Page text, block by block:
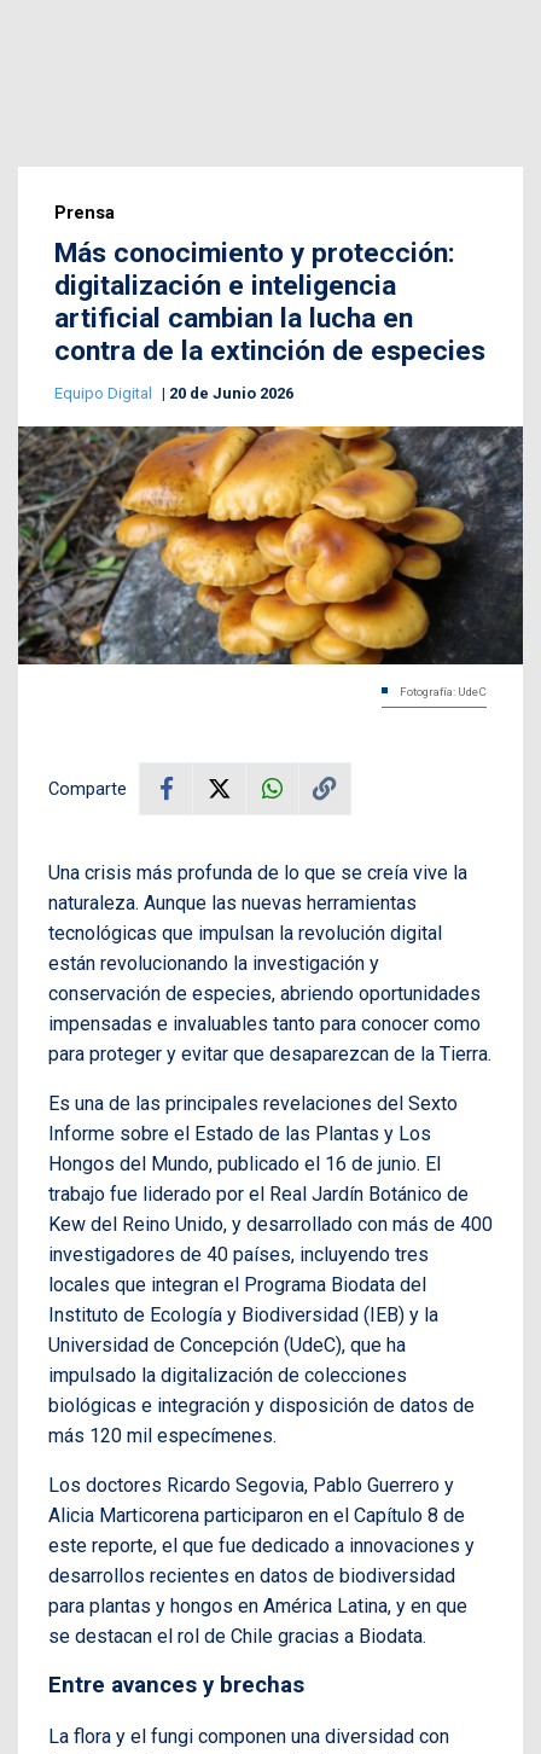
Prensa
Más conocimiento y protección:
digitalización e inteligencia
artificial cambian la lucha en
contra de la extinción de especies
Equipo Digital 20 de Junio 2026
Fotografía: UdeC
Comparte
Una crisis más profunda de lo que se creía vive la
naturaleza. Aunque las nuevas herramientas
tecnológicas que impulsan la revolución digital
están revolucionando la investigación y
conservación de especies, abriendo oportunidades
impensadas e invaluables tanto para conocer como
para proteger y evitar que desaparezcan de la Tierra.
Es una de las principales revelaciones del Sexto
Informe sobre el Estado de las Plantas y Los
Hongos del Mundo, publicado el 16 de junio. El
trabajo fue liderado por el Real Jardín Botánico de
Kew del Reino Unido, y desarrollado con más de 400
investigadores de 40 países, incluyendo tres
locales que integran el Programa Biodata del
Instituto de Ecología y Biodiversidad (IEB) y la
Universidad de Concepción (UdeC), que ha
impulsado la digitalización de colecciones
biológicas e integración y disposición de datos de
más 120 mil especímenes.
Los doctores Ricardo Segovia, Pablo Guerrero y
Alicia Marticorena participaron en el Capítulo 8 de
este reporte, el que fue dedicado a innovaciones y
desarrollos recientes en datos de biodiversidad
para plantas y hongos en América Latina, y en que
se destacan el rol de Chile gracias a Biodata.
Entre avances y brechas
La flora y el fungi componen una diversidad con